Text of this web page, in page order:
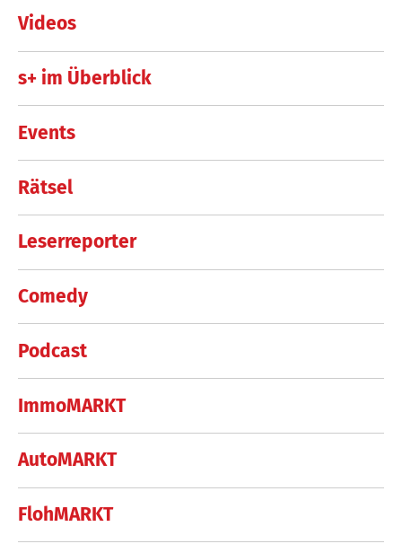
Videos
s+ im Überblick
Events
Rätsel
Leserreporter
Comedy
Podcast
ImmoMARKT
AutoMARKT
FlohMARKT